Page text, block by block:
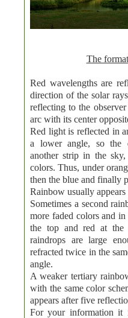
The
Red wavelengths are
direction of the solar
reflecting to the
arc with its center
Red light is reflected in
a lower angle, so the
another strip in the
colors. Thus, under
then the blue and finally
Rainbow usually
Sometimes a second
more faded colors and
the top and red at the
raindrops are large
refracted twice in the
angle.
A weaker tertiary
with the same color
appears after five
For your information it